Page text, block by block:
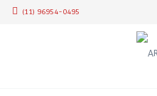
(11) 96954-0495